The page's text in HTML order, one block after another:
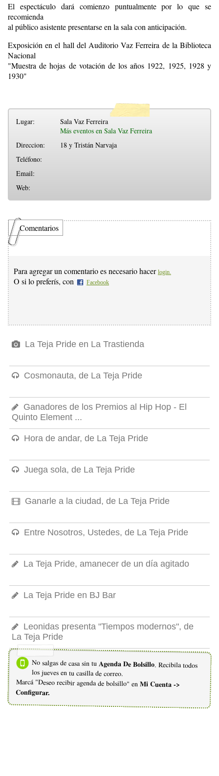
El espectáculo dará comienzo puntualmente por lo que se
recomienda
al público asistente presentarse en la sala con anticipación.
Exposición en el hall del Auditorio Vaz Ferreira de la Biblioteca
Nacional
"Muestra de hojas de votación de los años 1922, 1925, 1928 y
1930"
Lugar:
Sala Vaz Ferreira
Más eventos en Sala Vaz Ferreira
Direccion:
18 y Tristán Narvaja
Teléfono:
Email:
Web:
Comentarios
Para agregar un comentario es necesario hacer login.
O si lo preferís, con Facebook
La Teja Pride en La Trastienda
Cosmonauta, de La Teja Pride
Ganadores de los Premios al Hip Hop - El
Quinto Element ...
Hora de andar, de La Teja Pride
Juega sola, de La Teja Pride
Ganarle a la ciudad, de La Teja Pride
Entre Nosotros, Ustedes, de La Teja Pride
La Teja Pride, amanecer de un día agitado
La Teja Pride en BJ Bar
Leonidas presenta "Tiempos modernos", de
La Teja Pride
No salgas de casa sin tu Agenda De Bolsillo. Recibila todos
los jueves en tu casilla de correo.
Marcá "Deseo recibir agenda de bolsillo" en Mi Cuenta ->
Configurar.